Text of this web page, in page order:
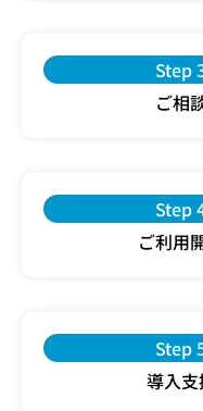
Step
ご相
Step
ご利用
Step
導入支